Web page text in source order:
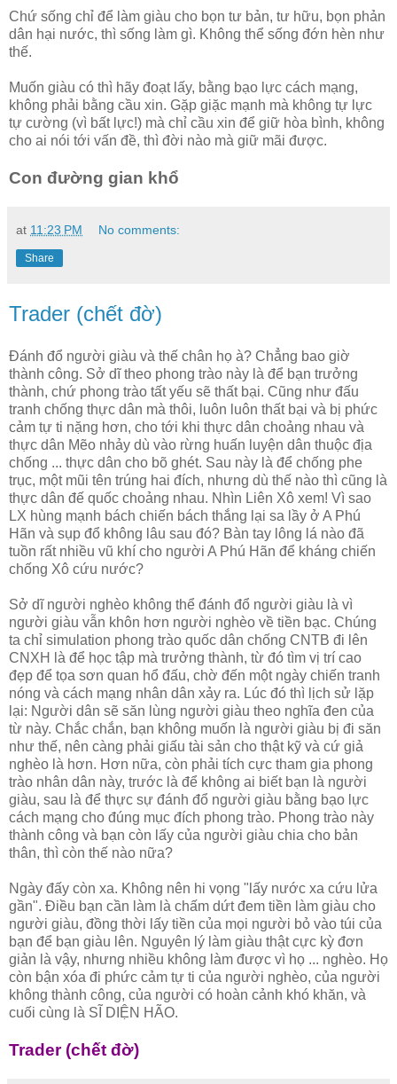
Chứ sống chỉ để làm giàu cho bọn tư bản, tư hữu, bọn phản
dân hại nước, thì sống làm gì. Không thể sống đớn hèn như
thế.
Muốn giàu có thì hãy đoạt lấy, bằng bạo lực cách mạng,
không phải bằng cầu xin. Gặp giặc mạnh mà không tự lực
tự cường (vì bất lực!) mà chỉ cầu xin để giữ hòa bình, không
cho ai nói tới vấn đề, thì đời nào mà giữ mãi được.
Con đường gian khổ
at 11:23 PM No comments:
Share
Trader (chết đờ)
Đánh đổ người giàu và thế chân họ à? Chẳng bao giờ
thành công. Sở dĩ theo phong trào này là để bạn trưởng
thành, chứ phong trào tất yếu sẽ thất bại. Cũng như đấu
tranh chống thực dân mà thôi, luôn luôn thất bại và bị phức
cảm tự ti nặng hơn, cho tới khi thực dân choảng nhau và
thực dân Mẽo nhảy dù vào rừng huấn luyện dân thuộc địa
chống ... thực dân cho bõ ghét. Sau này là để chống phe
trục, một mũi tên trúng hai đích, nhưng dù thế nào thì cũng là
thực dân đế quốc choảng nhau. Nhìn Liên Xô xem! Vì sao
LX hùng mạnh bách chiến bách thắng lại sa lầy ở A Phú
Hãn và sụp đổ không lâu sau đó? Bàn tay lông lá nào đã
tuồn rất nhiều vũ khí cho người A Phú Hãn để kháng chiến
chống Xô cứu nước?
Sở dĩ người nghèo không thể đánh đổ người giàu là vì
người giàu vẫn khôn hơn người nghèo về tiền bạc. Chúng
ta chỉ simulation phong trào quốc dân chống CNTB đi lên
CNXH là để học tập mà trưởng thành, từ đó tìm vị trí cao
đẹp để tọa sơn quan hổ đấu, chờ đến một ngày chiến tranh
nóng và cách mạng nhân dân xảy ra. Lúc đó thì lịch sử lặp
lại: Người dân sẽ săn lùng người giàu theo nghĩa đen của
từ này. Chắc chắn, bạn không muốn là người giàu bị đi săn
như thế, nên càng phải giấu tài sản cho thật kỹ và cứ giả
nghèo là hơn. Hơn nữa, còn phải tích cực tham gia phong
trào nhân dân này, trước là để không ai biết bạn là người
giàu, sau là để thực sự đánh đổ người giàu bằng bạo lực
cách mạng cho đúng mục đích phong trào. Phong trào này
thành công và bạn còn lấy của người giàu chia cho bản
thân, thì còn thế nào nữa?
Ngày đấy còn xa. Không nên hi vọng "lấy nước xa cứu lửa
gần". Điều bạn cần làm là chấm dứt đem tiền làm giàu cho
người giàu, đồng thời lấy tiền của mọi người bỏ vào túi của
bạn để bạn giàu lên. Nguyên lý làm giàu thật cực kỳ đơn
giản là vậy, nhưng nhiều không làm được vì họ ... nghèo. Họ
còn bận xóa đi phức cảm tự ti của người nghèo, của người
không thành công, của người có hoàn cảnh khó khăn, và
cuối cùng là SĨ DIỆN HÃO.
Trader (chết đờ)